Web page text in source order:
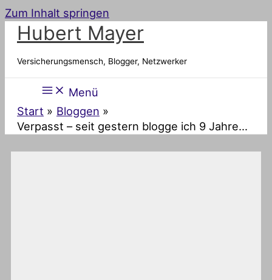
Zum Inhalt springen
Hubert Mayer
Versicherungsmensch, Blogger, Netzwerker
Menü
Start
Bloggen
Verpasst – seit gestern blogge ich 9 Jahre…